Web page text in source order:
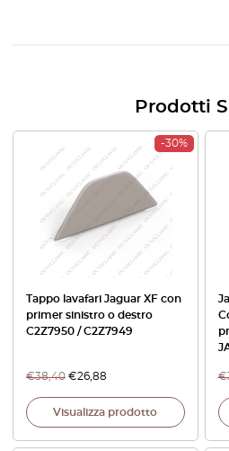
Prodotti
-30%
Tappo lavafari Jaguar XF con
primer sinistro o destro
C2Z7950 / C2Z7949
€38,40 €26,88
Visualizza prodotto
€